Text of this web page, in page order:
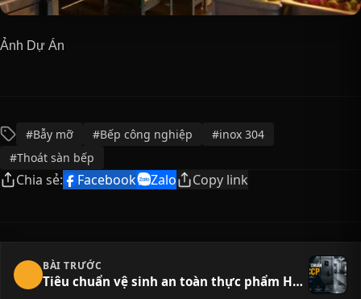
Ảnh Dự Án
#Bẫy mỡ #Bếp công nghiệp
#inox 304
#Thoát sàn bếp
Chia sẻ: Facebook Zalo Copy link
BÀI TRƯỚC
Tiêu chuẩn vệ sinh an toàn thực phẩm HACCP trong thiết kế bếp công nghiệp